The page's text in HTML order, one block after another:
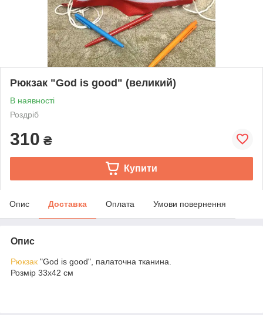
Рюкзак "God is good" (великий)
В наявності
Роздріб
310 ₴
Купити
Опис Доставка Оплата Умови повернення
Опис
Рюкзак "God is good", палаточна тканина.
Розмір 33х42 см